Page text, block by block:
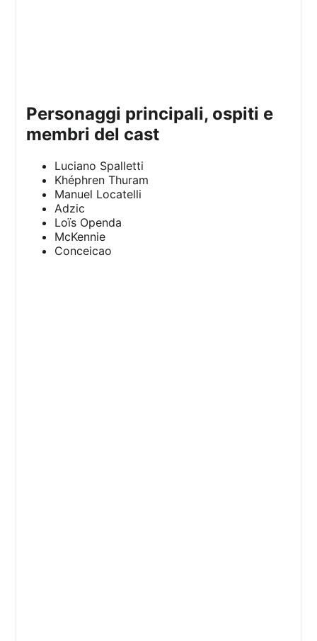
personaggi principali, ospiti e
membri del cast
Luciano Spalletti
Khéphren Thuram
Manuel Locatelli
Adzic
Loïs Openda
McKennie
Conceicao